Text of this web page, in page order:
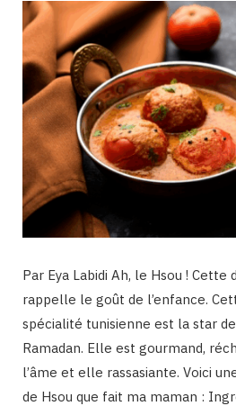
Par Eya Labidi Ah, le Hsou ! Cette
rappelle le goût de l’enfance.
spécialité tunisienne est la star
Ramadan. Elle est gourmand,
l’âme et elle rassasiante. Voici
de Hsou que fait ma maman :